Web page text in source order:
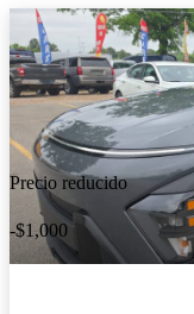
Precio reducido
-$1,000